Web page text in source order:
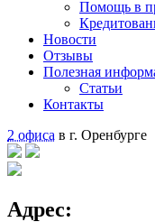
Помощь в
Новости
Отзывы
Полезная
Статьи
Контакты
2 офиса в г. Оренбурге
Адрес: